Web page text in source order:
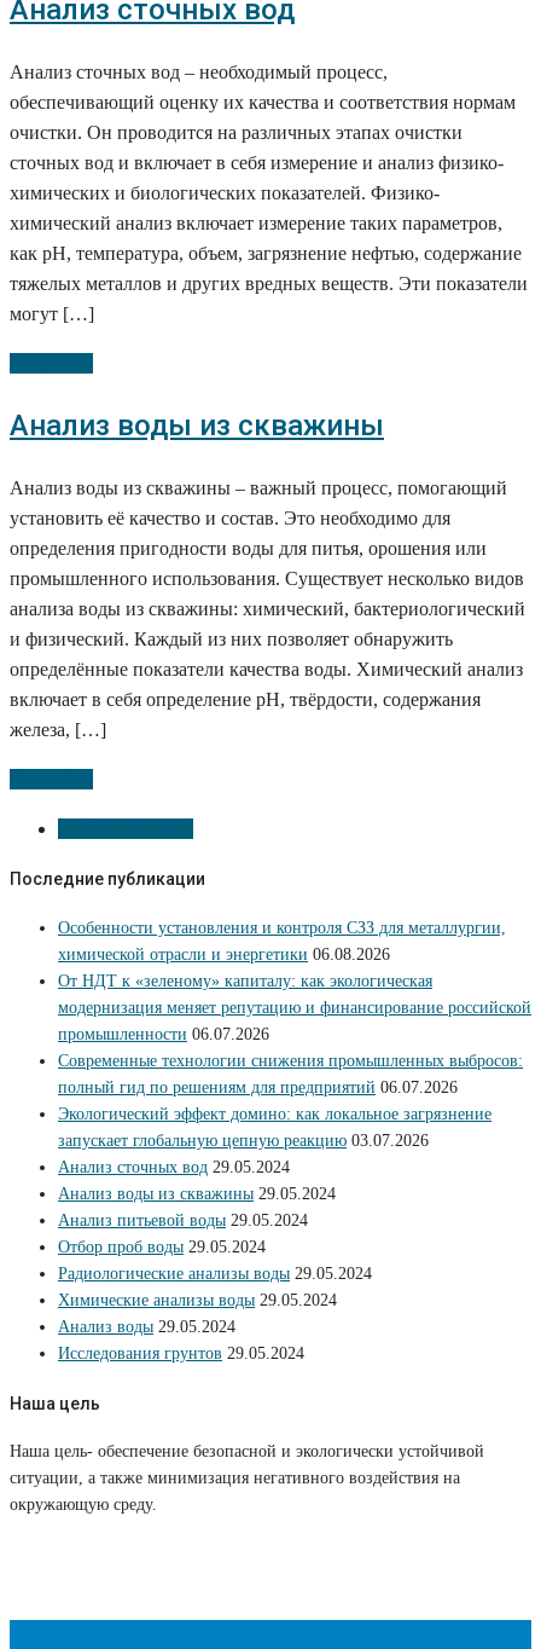
Анализ сточных вод
Анализ сточных вод – необходимый процесс,
обеспечивающий оценку их качества и соответствия нормам
очистки. Он проводится на различных этапах очистки
сточных вод и включает в себя измерение и анализ физико-
химических и биологических показателей. Физико-
химический анализ включает измерение таких параметров,
как pH, температура, объем, загрязнение нефтью, содержание
тяжелых металлов и других вредных веществ. Эти показатели
могут […]
Анализ воды из скважины
Анализ воды из скважины – важный процесс, помогающий
установить её качество и состав. Это необходимо для
определения пригодности воды для питья, орошения или
промышленного использования. Существует несколько видов
анализа воды из скважины: химический, бактериологический
и физический. Каждый из них позволяет обнаружить
определённые показатели качества воды. Химический анализ
включает в себя определение pH, твёрдости, содержания
железа, […]
Последние публикации
Особенности установления и контроля СЗЗ для металлургии,
химической отрасли и энергетики 06.08.2026
От НДТ к «зеленому» капиталу: как экологическая
модернизация меняет репутацию и финансирование российской
промышленности 06.07.2026
Современные технологии снижения промышленных выбросов:
полный гид по решениям для предприятий 06.07.2026
Экологический эффект домино: как локальное загрязнение
запускает глобальную цепную реакцию 03.07.2026
Анализ сточных вод 29.05.2024
Анализ воды из скважины 29.05.2024
Анализ питьевой воды 29.05.2024
Отбор проб воды 29.05.2024
Радиологические анализы воды 29.05.2024
Химические анализы воды 29.05.2024
Анализ воды 29.05.2024
Исследования грунтов 29.05.2024
Наша цель
Наша цель- обеспечение безопасной и экологически устойчивой
ситуации, а также минимизация негативного воздействия на
окружающую среду.